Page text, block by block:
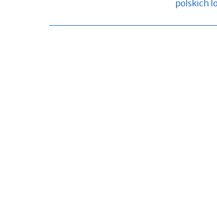
polskich